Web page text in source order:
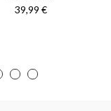
39,99 €